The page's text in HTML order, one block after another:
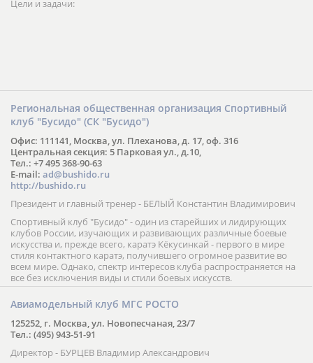
Цели и задачи:
Региональная общественная организация Спортивный
клуб "Бусидо" (СК "Бусидо")
Офис: 111141, Москва, ул. Плеханова, д. 17, оф. 316
Центральная секция: 5 Парковая ул., д.10,
Тел.: +7 495 368-90-63
E-mail: ad@bushido.ru
http://bushido.ru
Президент и главный тренер - БЕЛЫЙ Константин Владимирович
Спортивный клуб "Бусидо" - один из старейших и лидирующих
клубов России, изучающих и развивающих различные боевые
искусства и, прежде всего, каратэ Кёкусинкай - первого в мире
стиля контактного каратэ, получившего огромное развитие во
всем мире. Однако, спектр интересов клуба распространяется на
все без исключения виды и стили боевых искусств.
Авиамодельный клуб МГС РОСТО
125252, г. Москва, ул. Новопесчаная, 23/7
Тел.: (495) 943-51-91
Директор - БУРЦЕВ Владимир Александрович